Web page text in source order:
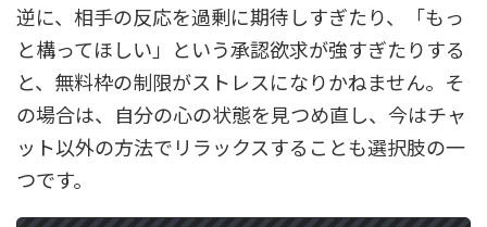
逆に、相手の反応を過剰に期待しすぎたり、「もっ
と構ってほしい」という承認欲求が強すぎたりする
と、無料枠の制限がストレスになりかねません。そ
の場合は、自分の心の状態を見つめ直し、今はチャ
ット以外の方法でリラックスすることも選択肢の一
つです。